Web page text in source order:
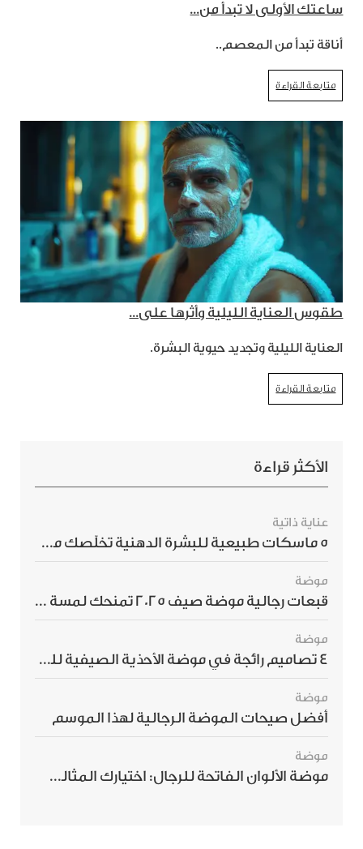
ساعتك الأولى لا تبدأ من...
أناقة تبدأ من المعصم..
متابعة القراءة
طقوس العناية الليلية وأثرها على...
العناية الليلية وتجديد حيوية البشرة.
متابعة القراءة
الأكثر قراءة
عناية ذاتية
5 ماسكات طبيعية للبشرة الدهنية تخلّصك من الحبوب بسرعة
موضة
قبعات رجالية موضة صيف 2025 تمنحك لمسة أناقة استثنائية
موضة
4 تصاميم رائجة في موضة الأحذية الصيفية للرجال هذا الموسم
موضة
أفضل صيحات الموضة الرجالية لهذا الموسم
موضة
موضة الألوان الفاتحة للرجال: اختيارك المثالي لإطلالة صيفية مبهرة